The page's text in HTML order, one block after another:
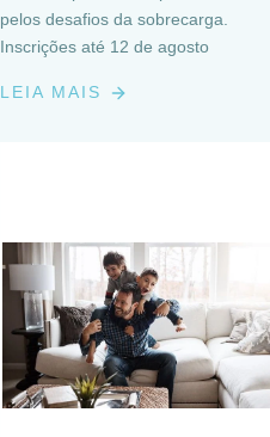
pelos desafios da sobrecarga.
Inscrições até 12 de agosto
LEIA MAIS